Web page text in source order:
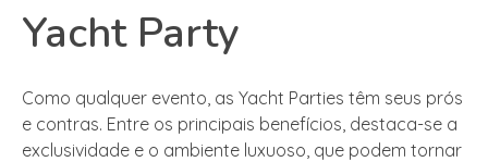
Yacht Party
Como qualquer evento, as Yacht Parties têm seus prós
e contras. Entre os principais benefícios, destaca-se a
exclusividade e o ambiente luxuoso, que podem tornar